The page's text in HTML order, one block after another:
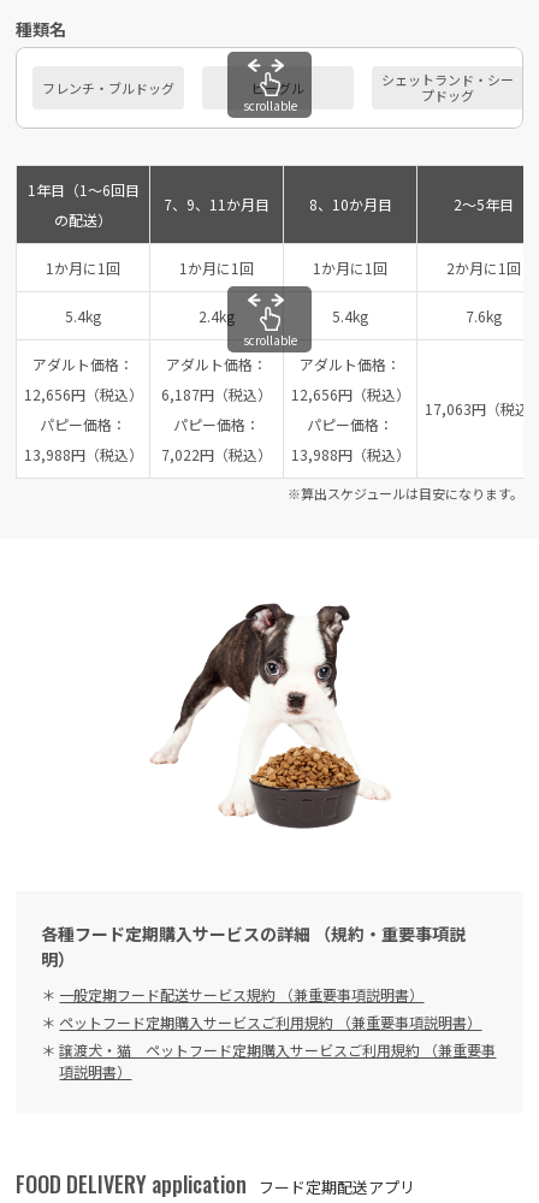
種類名
フレンチ・ブルドッグ ビーグル
シェットランド・シー
プドッグ
scrollable
1年目（1～6回目
の配送）
7、9、11か月目 8、10か月目 2～5年目
1か月に1回 1か月に1回 1か月に1回 2か月に1回
5.4kg 2.4kg 5.4kg 7.6kg
アダルト価格：
12,656円（税込）
パピー価格：
13,988円（税込）
アダルト価格：
6,187円（税込）
パピー価格：
7,022円（税込）
アダルト価格：
12,656円（税込）
パピー価格：
13,988円（税込）
17,063円（税込
scrollable
※算出スケジュールは目安になります。
各種フード定期購入サービスの詳細 （規約・重要事項説
明）
一般定期フード配送サービス規約 （兼重要事項説明書）
ペットフード定期購入サービスご利用規約 （兼重要事項説明書）
譲渡犬・猫 ペットフード定期購入サービスご利用規約 （兼重要事
項説明書）
FOOD DELIVERY application フード定期配送アプリ